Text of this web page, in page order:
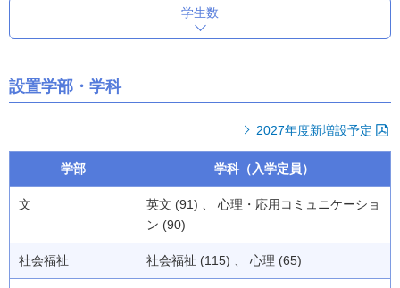
学生数
設置学部・学科
2027年度新増設予定
学部 学科（入学定員）
文
英文 (91) 、 心理・応用コミュニケーショ
ン (90)
社会福祉 社会福祉 (115) 、 心理 (65)